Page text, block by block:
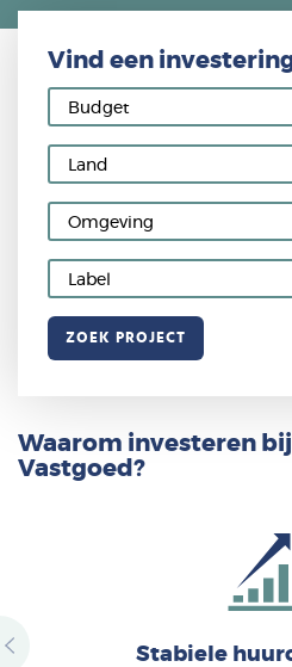
Vind een
ZOEK PROJECT
Waarom investeren
Vastgoed?
Stabiele